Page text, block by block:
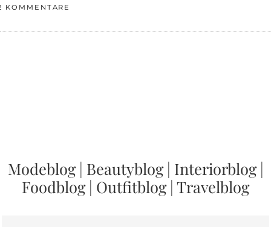
KOMMENTARE
Modeblog| Beautyblog| Interiorblog|
Foodblog| Outfitblog| Travelblog